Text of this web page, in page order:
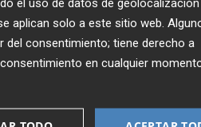
de
aplican solo a este sitio web.
del consentimiento; tiene derecho a
consentimiento en cualquier